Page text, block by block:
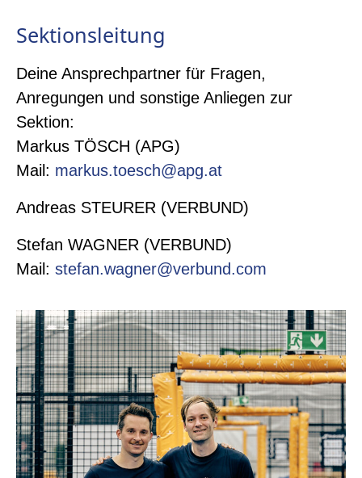
Sektionsleitung
Deine Ansprechpartner für Fragen,
Anregungen und sonstige Anliegen zur
Sektion:
Markus TÖSCH (APG)
Mail: markus.toesch@apg.at
Andreas STEURER (VERBUND)
Stefan WAGNER (VERBUND)
Mail: stefan.wagner@verbund.com